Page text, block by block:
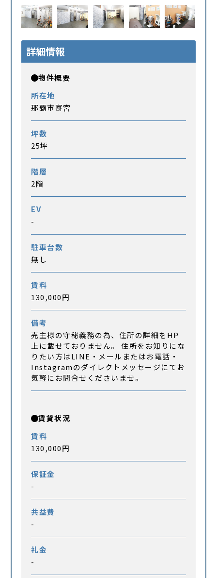
詳細情報
物件概要
所在地
那覇市寄宮
坪数
25坪
階層
2階
EV
-
駐車台数
無し
賃料
130,000円
備考
売主様の守秘義務の為、住所の詳細をHP
上に載せておりません。 住所をお知りにな
りたい方はLINE・メールまたはお電話・
Instagramのダイレクトメッセージにてお
気軽にお問合せくださいませ。
賃貸状況
賃料
130,000円
保証金
-
共益費
-
礼金
-